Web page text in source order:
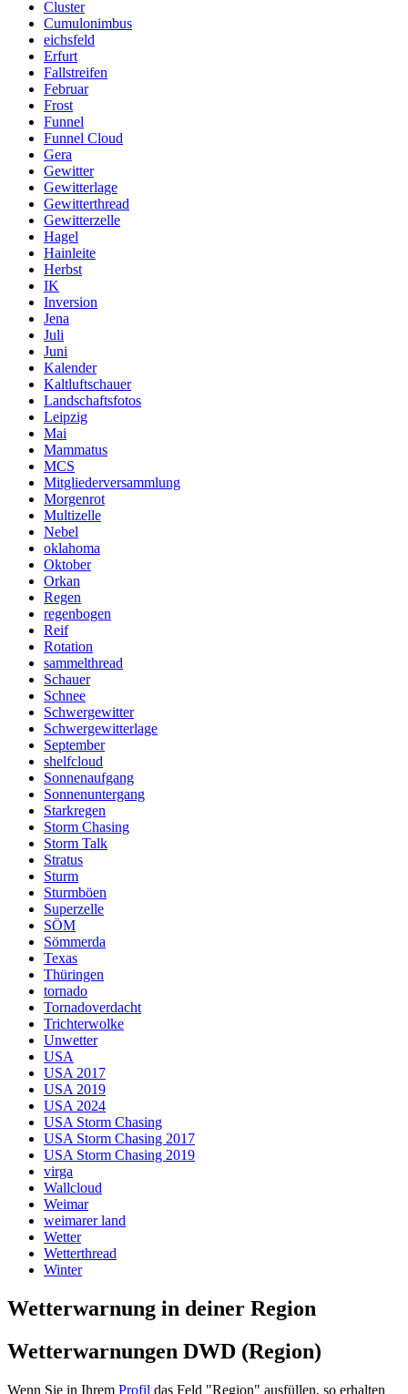
Cluster
Cumulonimbus
eichsfeld
Erfurt
Fallstreifen
Februar
Frost
Funnel
Funnel Cloud
Gera
Gewitter
Gewitterlage
Gewitterthread
Gewitterzelle
Hagel
Hainleite
Herbst
IK
Inversion
Jena
Juli
Juni
Kalender
Kaltluftschauer
Landschaftsfotos
Leipzig
Mai
Mammatus
MCS
Mitgliederversammlung
Morgenrot
Multizelle
Nebel
oklahoma
Oktober
Orkan
Regen
regenbogen
Reif
Rotation
sammelthread
Schauer
Schnee
Schwergewitter
Schwergewitterlage
September
shelfcloud
Sonnenaufgang
Sonnenuntergang
Starkregen
Storm Chasing
Storm Talk
Stratus
Sturm
Sturmböen
Superzelle
SÖM
Sömmerda
Texas
Thüringen
tornado
Tornadoverdacht
Trichterwolke
Unwetter
USA
USA 2017
USA 2019
USA 2024
USA Storm Chasing
USA Storm Chasing 2017
USA Storm Chasing 2019
virga
Wallcloud
Weimar
weimarer land
Wetter
Wetterthread
Winter
Wetterwarnung in deiner Region
Wetterwarnungen DWD (Region)
Wenn Sie in Ihrem Profil das Feld "Region" ausfüllen, so erhalten